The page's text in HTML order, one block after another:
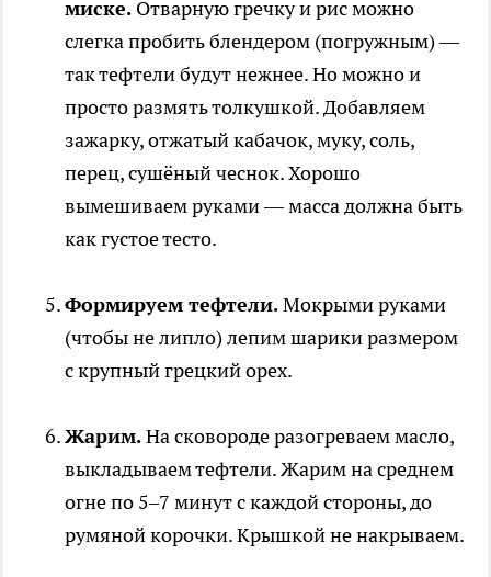
миске. Отварную гречку и рис можно
слегка пробить блендером (погружным) —
так тефтели будут нежнее. Но можно и
просто размять толкушкой. Добавляем
зажарку, отжатый кабачок, муку, соль,
перец, сушёный чеснок. Хорошо
вымешиваем руками — масса должна быть
как густое тесто.
Формируем тефтели.Мокрыми руками
(чтобы не липло) лепим шарики размером
с крупный грецкий орех.
Жарим.На сковороде разогреваем масло,
выкладываем тефтели. Жарим на среднем
огне по 5–7 минут с каждой стороны, до
румяной корочки. Крышкой не накрываем.